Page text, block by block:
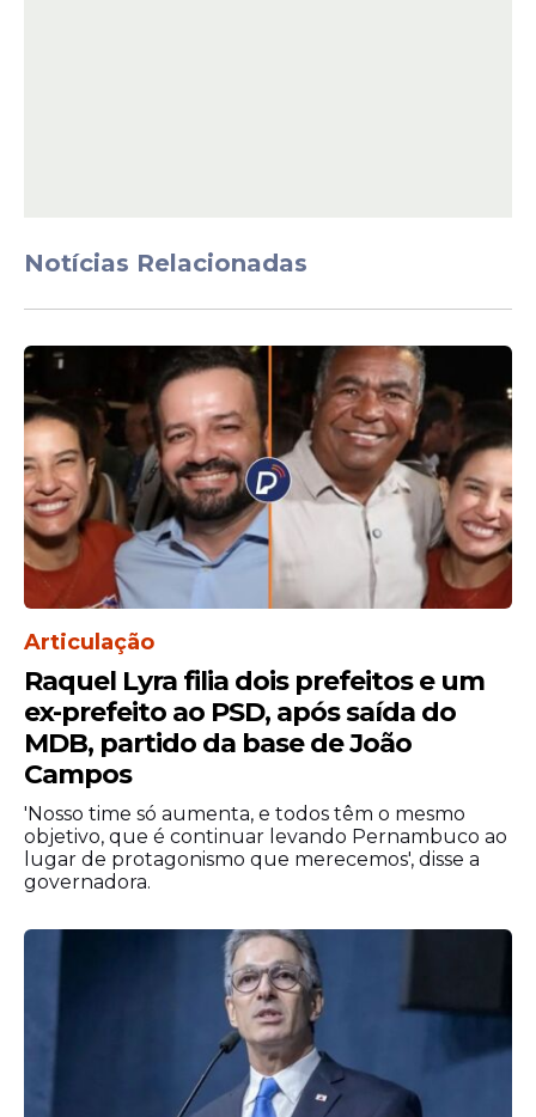
Há ainda a chamada inelegibilidade reflexa.
É uma restrição que impede cônjuges,
companheiros e parentes consanguíneos
ou afins, até o segundo grau ou por
adoção, de se candidatarem em razão do
grau de parentesco com quem já ocupa
cargos políticos no Poder Executivo –
como os de presidente, governador ou
prefeito –, além de quem os tenha
sucedido ou substituído dentro dos seis
meses anteriores ao pleito.
A legislação eleitoral determina que
qualquer cidadã ou cidadão pode
pretender assumir um cargo eletivo,
respeitadas as condições constitucionais e
legais de elegibilidade e de
em quaisquer das causas de inelegibilidade
(Código Eleitoral, art. 3º, e Lei
Complementar nº 64/1990, art. 1º).
Notícias Relacionadas
Articulação
Raquel Lyra filia dois prefeitos e um
ex-prefeito ao PSD, após saída do
MDB, partido da base de João
Campos
'Nosso time só aumenta, e todos têm o mesmo
objetivo, que é continuar levando Pernambuco ao
lugar de protagonismo que merecemos', disse a
governadora.